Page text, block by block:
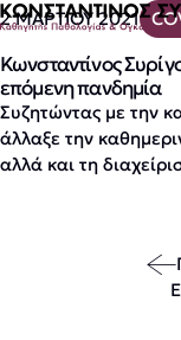
2 ΜΑΡΤΙΟΥ 2021
Κωνσταντίνος
επόμενη πανδημία
Συζητώντας με την
άλλαξε την
αλλά και τη